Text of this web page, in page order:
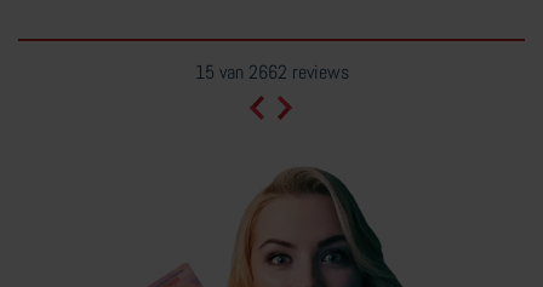
15 van 2662 reviews